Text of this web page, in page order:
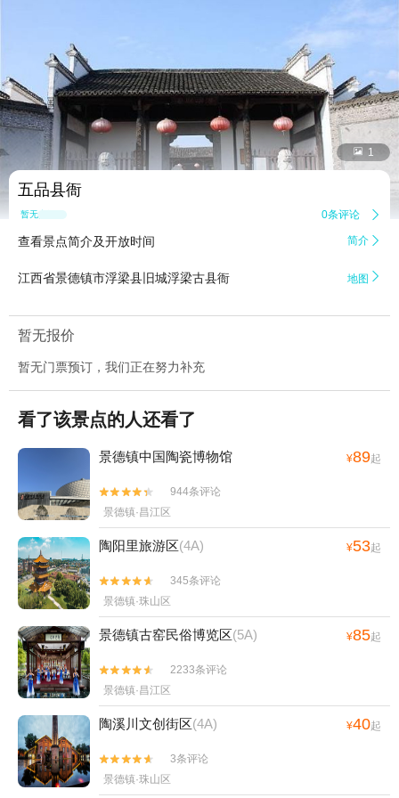
 1
五品县衙
暂无点评 0条评论 
查看景点简介及开放时间 简介 
江西省景德镇市浮梁县旧城浮梁古县衙 地图 
暂无报价
暂无门票预订，我们正在努力补充
看了该景点的人还看了
景德镇中国陶瓷博物馆 ¥89起


944条评论
景德镇·昌江区
陶阳里旅游区(4A) ¥53起


345条评论
景德镇·珠山区
景德镇古窑民俗博览区(5A) ¥85起


2233条评论
景德镇·昌江区
陶溪川文创街区(4A) ¥40起


3条评论
景德镇·珠山区